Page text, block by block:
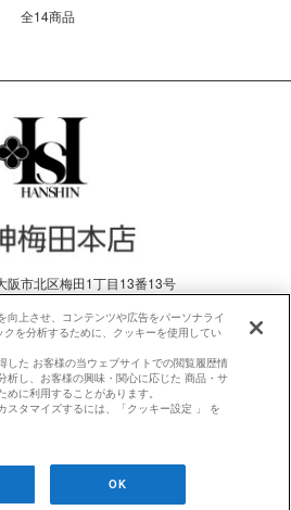
全14商品
阪市北区梅田1丁目13番13号
クッキーポリシー
DEPARTMENT STORES, INC. All Rights
向上させ、コンテンツや広告をパーソナライ
を分析するために、クッキーを使用してい
した お客様の当ウェブサイトでの閲覧履歴情
析し、お客様の興味・関心に応じた 商品・サ
に利用することがあります。
スタマイズするには、「クッキー設定 」 を
OK